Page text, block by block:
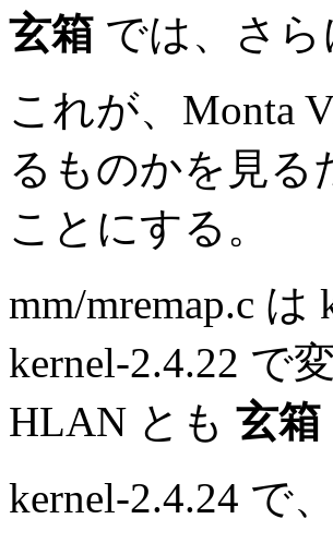
玄箱 では、さ
これが、Monta
るものかを見る
ことにする。
mm/mremap.c は
kernel-2.4.22 で
HLAN とも 玄箱
kernel-2.4.24 で、